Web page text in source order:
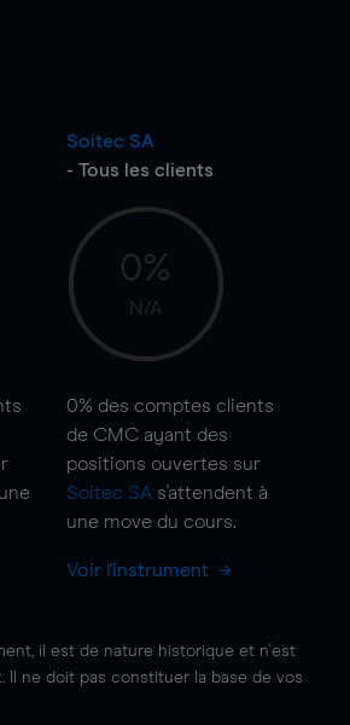
Soitec SA
- Tous les clients
0%
N/A
0% des comptes clients
de CMC ayant des
positions ouvertes sur
Soitec SA s'attendent à
une move du cours.
Voir l'instrument
il est de nature historique et n'est
ne doit pas constituer la base de vos